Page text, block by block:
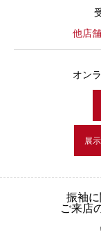
他店
オン
展
振袖
ご来店